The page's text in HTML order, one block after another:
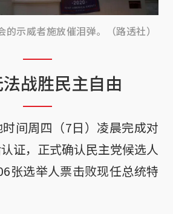
示威者施放催泪弹。（路透社）
战胜民主自由
间周四（7日）凌晨完成对
证，正式确认民主党候选人
张选举人票击败现任总统特